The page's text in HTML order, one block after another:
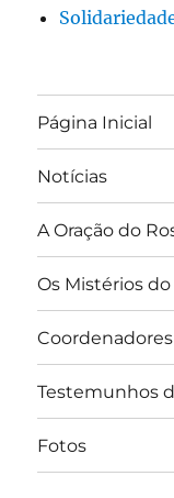
Página Inicial
Notícias
A Oração do
Os Mistérios
Coordenadores
Testemunhos
Fotos